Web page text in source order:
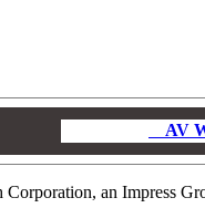
AV
an Impress